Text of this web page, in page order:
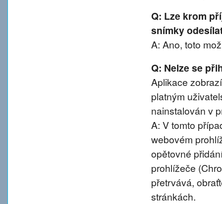
Q: Lze krom
snímky
A: Ano, toto
Q: Nelze se
Aplikace
platným
nainstalován v
A: V tomto
webovém
opětovné
prohlížeče
přetrvává,
stránkách.